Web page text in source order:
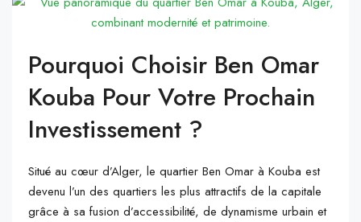
Pourquoi Choisir Ben Omar
Kouba Pour Votre Prochain
Investissement ?
Situé au cœur d’Alger, le quartier Ben Omar à Kouba est
devenu l’un des quartiers les plus attractifs de la capitale
grâce à sa fusion d’accessibilité, de dynamisme urbain et